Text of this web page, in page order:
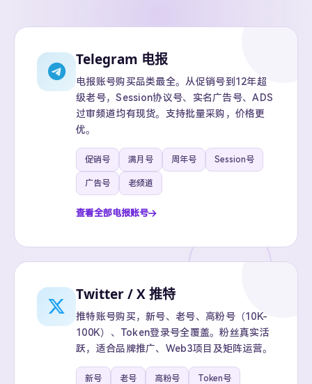
Telegram 电报
电报账号购买品类最全。从促销号到12年超
级老号，Session协议号、实名广告号、ADS
过审频道均有现货。支持批量采购，价格更
优。
促销号 满月号 周年号 Session号
广告号 老频道
查看全部电报账号
Twitter / X 推特
推特账号购买，新号、老号、高粉号（10K-
100K）、Token登录号全覆盖。粉丝真实活
跃，适合品牌推广、Web3项目及矩阵运营。
新号 老号 高粉号 Token号